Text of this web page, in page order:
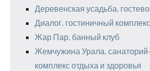
Деревенская усадьба,
Диалог, гостиничный комплекс
Жар Пар, банный клуб
Жемчужина Урала,
комплекс отдыха и здоровья